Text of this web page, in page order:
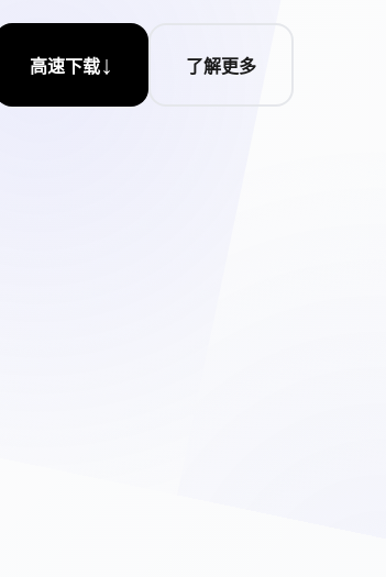
高速下载↓ 了解更多